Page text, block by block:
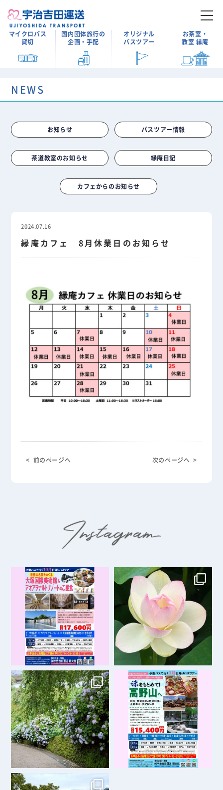
マイクロバス
貸切
国内団体旅行の
企画・手配
オリジナル
バスツアー
お茶室・
教室 縁庵
NEWS
お知らせ バスツアー情報
茶道教室のお知らせ 縁庵日記
カフェからのお知らせ
2024.07.16
縁庵カフェ 8月休業日のお知らせ
< 前のページへ 次のページへ >